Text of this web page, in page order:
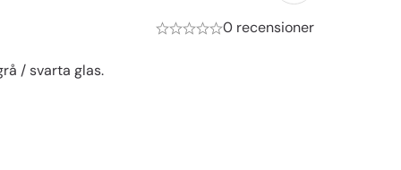
0 recensioner
/ svarta glas.